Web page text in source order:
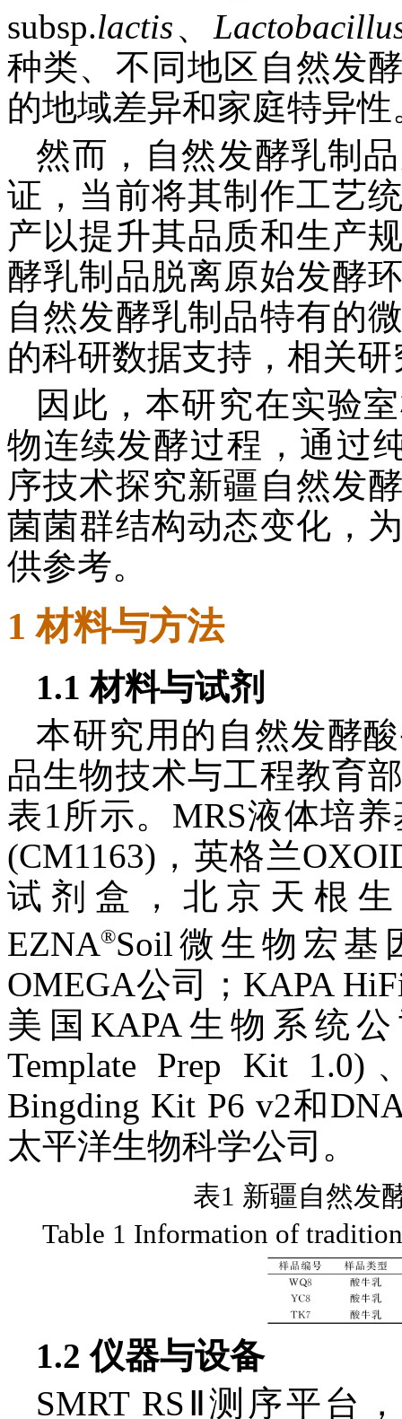
subsp.lactis、
种类、不同地区自然发
的地域差异和家庭特异性
然而，自然发酵乳制
证，当前将其制作工艺
产以提升其品质和生产
酵乳制品脱离原始发酵
自然发酵乳制品特有的
的科研数据支持，相关
因此，本研究在实验
物连续发酵过程，通过
序技术探究新疆自然发
菌菌群结构动态变化，
供参考。
1 材料与方法
1.1 材料与试剂
本研究用的自然发酵
品生物技术与工程教育
表1所示。MRS液体培
(CM1163)，英格兰
试剂盒，北京天根生
EZNA®Soil微生物宏基
OMEGA公司；KAPA
美国KAPA生物系统
Template Prep Kit 1.0)
Bingding Kit P6 v2和
太平洋生物科学公司。
表1 新疆自然发
Table 1 Information of
1.2 仪器与设备
SMRT RSⅡ测序平台